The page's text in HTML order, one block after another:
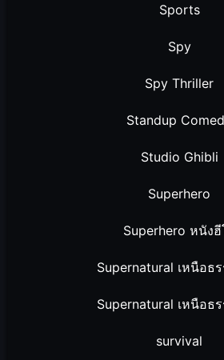
Sports
Spy
Spy Thriller
Standup
Studio Ghibli
Superhero
Superhero หนังฮี
Supernatural เหนือธ
Supernatural เหนือธ
survival